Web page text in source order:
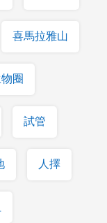
喜馬拉雅山
圈
試管
人擇